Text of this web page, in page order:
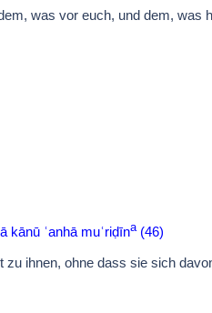
was vor euch, und dem,
kānū ʿanhā muʿriḍīna(46)
ihnen, ohne dass sie sich